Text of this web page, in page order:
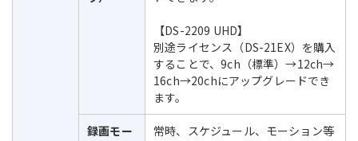
【DS-2209 UHD】
別途ライセンス（DS-21EX）を購入
することで、9ch（標準）→12ch→
16ch→20chにアップグレードでき
ます。
録画モー
常時、スケジュール、モーション等